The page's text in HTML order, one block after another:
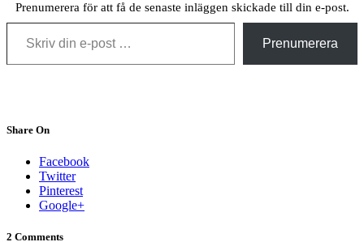
Prenumerera för att få de senaste inläggen skickade till din e-post.
Skriv din e-post …
Prenumerera
Share On
Facebook
Twitter
Pinterest
Google+
2 Comments